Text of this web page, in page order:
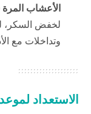
الأعشاب
لخفض السكر،
وتداخلات مع
الاستعداد